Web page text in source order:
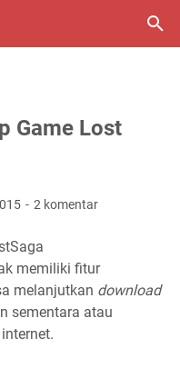
Game Lost
2 komentar
memiliki fitur
melanjutkan download
sementara atau